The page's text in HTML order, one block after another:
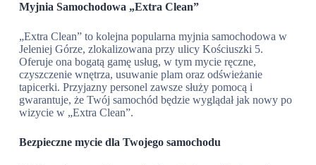
Myjnia Samochodowa „Extra Clean”
„Extra Clean” to kolejna popularna myjnia samochodowa w
Jeleniej Górze, zlokalizowana przy ulicy Kościuszki 5.
Oferuje ona bogatą gamę usług, w tym mycie ręczne,
czyszczenie wnętrza, usuwanie plam oraz odświeżanie
tapicerki. Przyjazny personel zawsze służy pomocą i
gwarantuje, że Twój samochód będzie wyglądał jak nowy po
wizycie w „Extra Clean”.
Bezpieczne mycie dla Twojego samochodu